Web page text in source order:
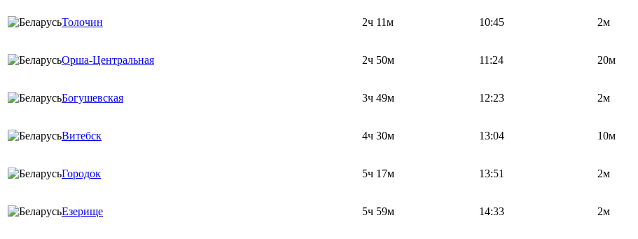
Толочин 2ч 11м 10:45 2м
Орша-Центральная 2ч 50м 11:24 20м
Богушевская 3ч 49м 12:23 2м
Витебск 4ч 30м 13:04 10м
Городок 5ч 17м 13:51 2м
Езерище 5ч 59м 14:33 2м